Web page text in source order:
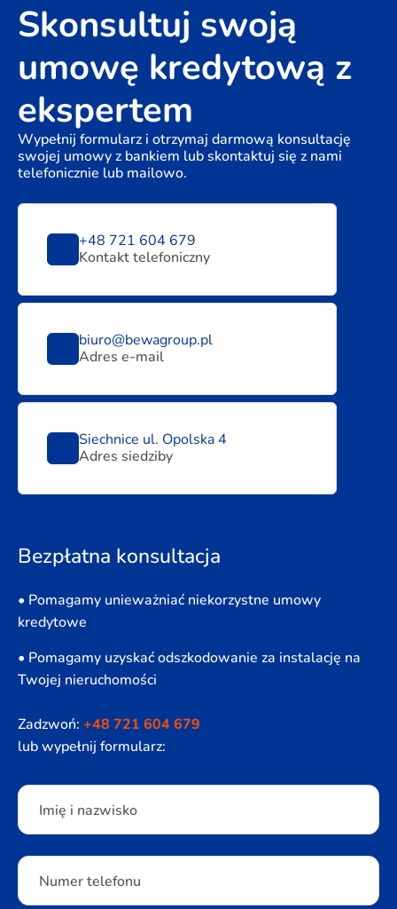
Skonsultuj swoją
umowę kredytową z
ekspertem
Wypełnij formularz i otrzymaj darmową konsultację
swojej umowy z bankiem lub skontaktuj się z nami
telefonicznie lub mailowo.
+48 721 604 679
Kontakt telefoniczny
biuro@bewagroup.pl
Adres e-mail
Siechnice ul. Opolska 4
Adres siedziby
Bezpłatna konsultacja
• Pomagamy unieważniać niekorzystne umowy
kredytowe
• Pomagamy uzyskać odszkodowanie za instalację na
Twojej nieruchomości
Zadzwoń: +48 721 604 679
lub wypełnij formularz:
Please leave this field empty.
Imię i nazwisko
Numer telefonu